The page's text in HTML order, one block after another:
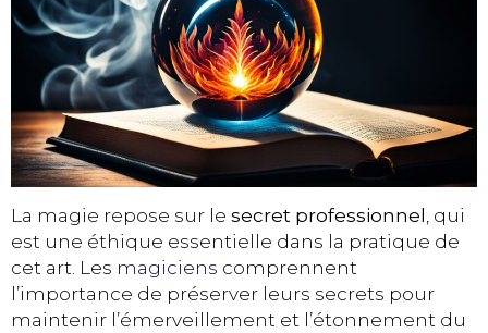
La magie repose sur le secret professionnel , qui
est une éthique essentielle dans la pratique de
cet art. Les magiciens comprennent
l’importance de préserver leurs secrets pour
maintenir l’émerveillement et l’étonnement du